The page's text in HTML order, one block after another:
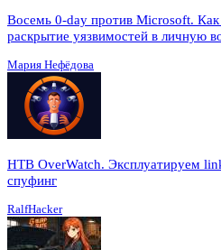
Восемь 0-day против Microsoft.
раскрытие уязвимостей в личную
Мария Нефёдова
HTB OverWatch. Эксплуатируем
спуфинг
RalfHacker